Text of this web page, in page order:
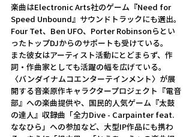
楽曲はElectronic Arts社のゲーム『Need for
Speed Unbound』サウンドトラックにも選出。
Four Tet、Ben UFO、Porter Robinsonらとい
ったトップDJからのサポートも受けている。
また彼女はアーティスト活動にとどまらず、作
詞・作曲家としても活躍の幅を広げている。
〈バンダイナムコエンターテインメント〉が展
開する音楽原作キャラクタープロジェクト『電音
部』への楽曲提供や、国民的人気ゲーム『太鼓
の達人』収録曲「全力Dive - Carpainter feat.
ななひら」への参加など、大型IP作品にも携わ